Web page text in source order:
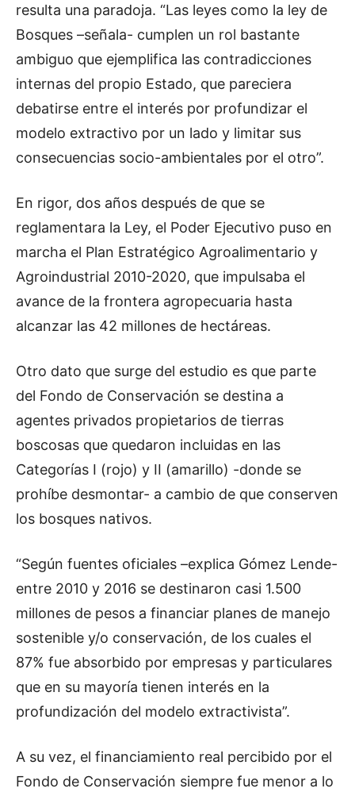
resulta una paradoja. “Las leyes como la ley de
Bosques –señala- cumplen un rol bastante
ambiguo que ejemplifica las contradicciones
internas del propio Estado, que pareciera
debatirse entre el interés por profundizar el
modelo extractivo por un lado y limitar sus
consecuencias socio-ambientales por el otro”.
En rigor, dos años después de que se
reglamentara la Ley, el Poder Ejecutivo puso en
marcha el Plan Estratégico Agroalimentario y
Agroindustrial 2010-2020, que impulsaba el
avance de la frontera agropecuaria hasta
alcanzar las 42 millones de hectáreas.
Otro dato que surge del estudio es que parte
del Fondo de Conservación se destina a
agentes privados propietarios de tierras
boscosas que quedaron incluidas en las
Categorías I (rojo) y II (amarillo) -donde se
prohíbe desmontar- a cambio de que conserven
los bosques nativos.
“Según fuentes oficiales –explica Gómez Lende-
entre 2010 y 2016 se destinaron casi 1.500
millones de pesos a financiar planes de manejo
sostenible y/o conservación, de los cuales el
87% fue absorbido por empresas y particulares
que en su mayoría tienen interés en la
profundización del modelo extractivista”.
A su vez, el financiamiento real percibido por el
Fondo de Conservación siempre fue menor a lo